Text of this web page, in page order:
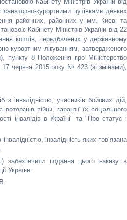
Кабінету Міністрів України від
курортними путівками деяких
районних, районних у мм. Києві та
Кабінету Міністрів України від 22
коштів, передбачених у державному
курортним лікуванням, затвердженого
пункту 8 Положення про Міністерство
17 червня 2015 року № 423 (зі змінами),
з інвалідністю, учасників бойових дій,
війни, гарантії їх соціального
інвалідів в Україні" та "Про статус і
інвалідність яких пов’язана
забезпечити подання цього наказу в
України.